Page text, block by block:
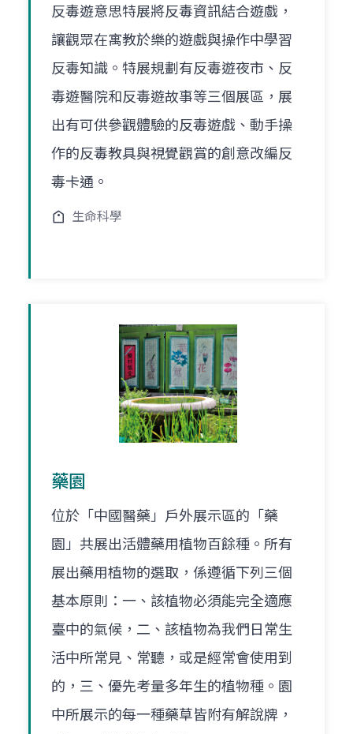
反毒遊意思特展將反毒資訊結合遊戲，
讓觀眾在寓教於樂的遊戲與操作中學習
反毒知識。特展規劃有反毒遊夜市、反
毒遊醫院和反毒遊故事等三個展區，展
出有可供參觀體驗的反毒遊戲、動手操
作的反毒教具與視覺觀賞的創意改編反
毒卡通。
生命科學
藥園
位於「中國醫藥」戶外展示區的「藥
園」共展出活體藥用植物百餘種。所有
展出藥用植物的選取，係遵循下列三個
基本原則：一、該植物必須能完全適應
臺中的氣候，二、該植物為我們日常生
活中所常見、常聽，或是經常會使用到
的，三、優先考量多年生的植物種。園
中所展示的每一種藥草皆附有解說牌，